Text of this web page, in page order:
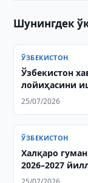
Шунингдек
ЎЗБЕКИСТОН
Ўзбекистон
лойиҳасини
25/07/2026
ЎЗБЕКИСТОН
Халқаро
2026–2027
режаси